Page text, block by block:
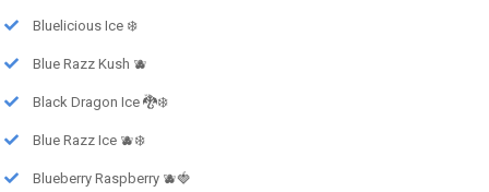
Bluelicious Ice ❄️
Blue Razz Kush 🫐
Black Dragon Ice 🐉❄️
Blue Razz Ice 🫐❄️
Blueberry Raspberry 🫐🍓